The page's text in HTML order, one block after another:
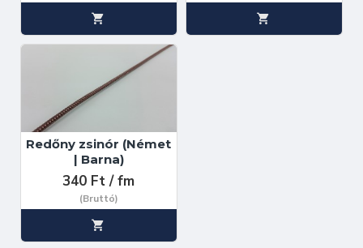
Redőny zsinór (Német
| Barna)
340 Ft / fm
(Bruttó)